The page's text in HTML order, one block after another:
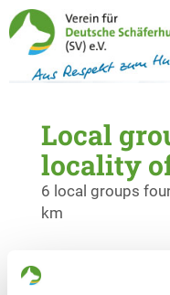
Local
locality
6 local groups
km